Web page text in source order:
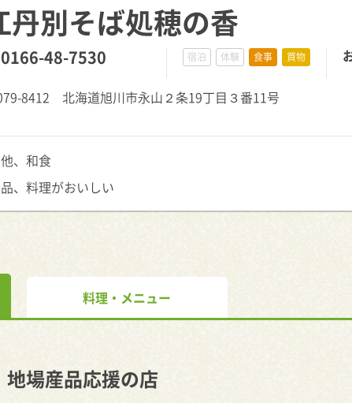
丹別そば処穂の香
0166-48-7530 宿泊 体験 食事 買物
8412 北海道旭川市永山２条19丁目３番11号
、和食
、料理がおいしい
料理・メニュー
場産品応援の店